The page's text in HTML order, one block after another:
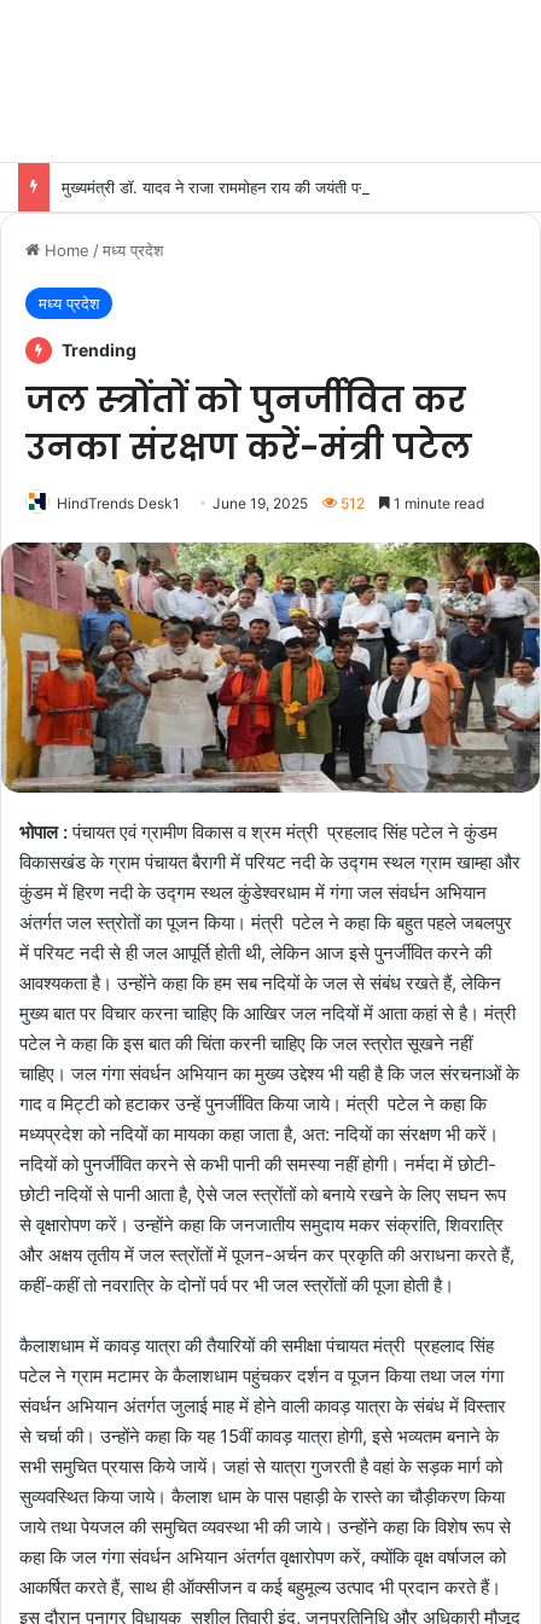
मुख्यमंत्री डॉ. यादव ने राजा राममोहन राय की जयंती पर किया नमन
Home /मध्य प्रदेश
मध्य प्रदेश
Trending
जल स्‍त्रोंतों को पुनर्जीवित कर
उनका संरक्षण करें-मंत्री पटेल
HindTrends Desk1 June 19, 2025 512 1 minute read
भोपाल :पंचायत एवं ग्रामीण विकास व श्रम मंत्री प्रहलाद सिंह पटेल ने कुंडम
विकासखंड के ग्राम पंचायत बैरागी में परियट नदी के उद्गम स्‍थल ग्राम खाम्‍हा और
कुंडम में हिरण नदी के उद्गम स्‍थल कुंडेश्‍वरधाम में गंगा जल संवर्धन अभियान
अंतर्गत जल स्‍त्रोतों का पूजन किया। मंत्री पटेल ने कहा कि बहुत पहले जबलपुर
में परियट नदी से ही जल आपूर्ति होती थी, लेकिन आज इसे पुनर्जीवित करने की
आवश्‍यकता है। उन्‍होंने कहा कि हम सब नदियों के जल से संबंध रखते हैं, लेकिन
मुख्‍य बात पर विचार करना चाहिए कि आखिर जल नदियों में आता कहां से है। मंत्री
पटेल ने कहा कि इस बात की चिंता करनी चाहिए कि जल स्‍त्रोत सूखने नहीं
चाहिए। जल गंगा सं‍वर्धन अभियान का मुख्‍य उद्देश्‍य भी यही है कि जल संरचनाओं के
गाद व मिट्टी को हटाकर उन्‍हें पुनर्जीवित किया जाये। मंत्री पटेल ने कहा कि
मध्‍यप्रदेश को नदियों का मायका कहा जाता है, अत: नदियों का संरक्षण भी करें।
नदियों को पुनर्जीवित करने से कभी पानी की समस्‍या नहीं होगी। नर्मदा में छोटी-
छोटी नदियों से पानी आता है, ऐसे जल स्‍त्रोंतों को बनाये रखने के लिए सघन रूप
से वृक्षारोपण करें। उन्‍होंने कहा कि जनजातीय स‍मुदाय मकर संक्रांति, शिवरात्रि
और अक्षय तृतीय में जल स्‍त्रोंतों में पूजन-अर्चन कर प्रकृति की अराधना करते हैं,
कहीं-कहीं तो नवरात्रि के दोनों पर्व पर भी जल स्‍त्रोंतों की पूजा होती है।
कैलाशधाम में कावड़ यात्रा की तैयारियों की समीक्षा पंचायत मंत्री प्रहलाद सिंह
पटेल ने ग्राम मटामर के कैलाशधाम पहुंचकर दर्शन व पूजन किया तथा जल गंगा
संवर्धन अभियान अंतर्गत जुलाई माह में होने वाली कावड़ यात्रा के संबंध में विस्‍तार
से चर्चा की। उन्‍होंने कहा कि यह 15वीं कावड़ यात्रा होगी, इसे भव्‍यतम बनाने के
सभी समुचित प्रयास किये जायें। जहां से यात्रा गुजरती है वहां के सड़क मार्ग को
सुव्‍यवस्थित किया जाये। कैलाश धाम के पास पहाड़ी के रास्‍ते का चौड़ीकरण किया
जाये तथा पेयजल की समुचित व्‍यवस्‍था भी की जाये। उन्‍होंने कहा कि विशेष रूप से
कहा कि जल गंगा संवर्धन अभियान अंतर्गत वृक्षारोपण करें, क्‍योंकि वृक्ष वर्षाजल को
आकर्षित करते हैं, साथ ही ऑक्‍सीजन व कई बहुमूल्‍य उत्‍पाद भी प्रदान करते हैं।
इस दौरान पनागर विधायक सुशील तिवारी इंदु, जनप्रतिनिधि और अधिकारी मौजूद